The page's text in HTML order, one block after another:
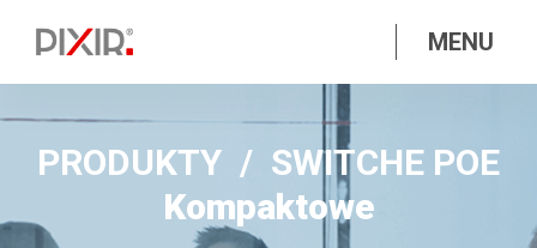
MENU
PRODUKTY
SWITCHE POE
Kompaktowe